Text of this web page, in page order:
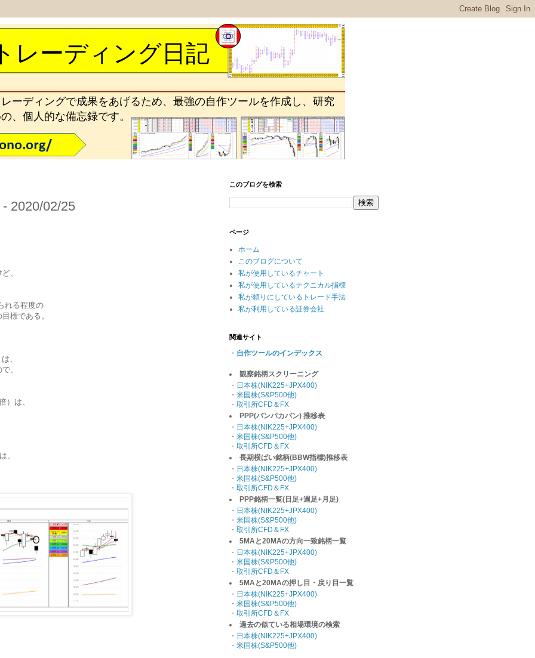
レーディング日記
ーディングで成果をあげるため、最強の自作ツールを作成し、研究
、個人的な備忘録です。
2020/02/25
、
れる程度の
標である。
、
、
）は、
、
このブログを検索
ページ
ホーム
このブログについて
私が使用しているチャート
私が使用しているテクニカル指標
私が頼りにしているトレード手法
私が利用している証券会社
関連サイト
・ 自作ツールのインデックス
観察銘柄スクリーニング
・ 日本株(NIK225+JPX400)
・ 米国株(S&P500他)
・ 取引所CFD＆FX
PPP(パンパカパン) 推移表
・ 日本株(NIK225+JPX400)
・ 米国株(S&P500他)
・ 取引所CFD＆FX
長期横ばい銘柄(BBW指標)推移表
・ 日本株(NIK225+JPX400)
・ 米国株(S&P500他)
・ 取引所CFD＆FX
PPP銘柄一覧(日足+週足+月足)
・ 日本株(NIK225+JPX400)
・ 米国株(S&P500他)
・ 取引所CFD＆FX
5MAと20MAの方向一致銘柄一覧
・ 日本株(NIK225+JPX400)
・ 米国株(S&P500他)
・ 取引所CFD＆FX
5MAと20MAの押し目・戻り目一覧
・ 日本株(NIK225+JPX400)
・ 米国株(S&P500他)
・ 取引所CFD＆FX
過去の似ている相場環境の検索
・ 日本株(NIK225+JPX400)
・ 米国株(S&P500他)